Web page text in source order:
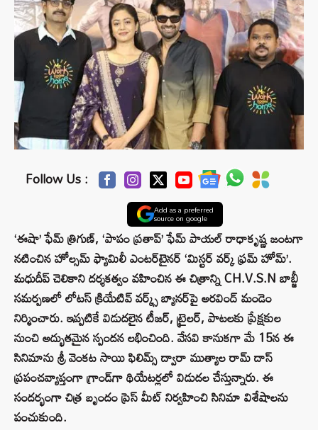
Follow Us :
Add as a preferred
source on google
‘ఈషా’ ఫేమ్ త్రిగుణ్, ‘పాపం ప్రతాప్’ ఫేమ్ పాయల్ రాధాకృష్ణ జంటగా
నటించిన హోల్సమ్ ఫ్యామిలీ ఎంటర్‌టైనర్ ‘మిస్టర్ వర్క్ ఫ్రమ్ హోమ్’.
మధుదీప్ చెలికాని దర్శకత్వం వహించిన ఈ చిత్రాన్ని CH.V.S.N బాబ్జీ
సమర్పణలో లోటస్ క్రియేటివ్ వర్క్స్ బ్యానర్‌పై అరవింద్ మండెం
నిర్మించారు. ఇప్పటికే విడుదలైన టీజర్, ట్రైలర్, పాటలకు ప్రేక్షకుల
నుంచి అద్భుతమైన స్పందన లభించింది. వేసవి కానుకగా మే 15న ఈ
సినిమాను శ్రీ వెంకట సాయి ఫిలిమ్స్ ద్వారా ముత్యాల రామ్ దాస్
ప్రపంచవ్యాప్తంగా గ్రాండ్‌గా థియేటర్లలో విడుదల చేస్తున్నారు. ఈ
సందర్భంగా చిత్ర బృందం ప్రెస్ మీట్ నిర్వహించి సినిమా విశేషాలను
పంచుకుంది.